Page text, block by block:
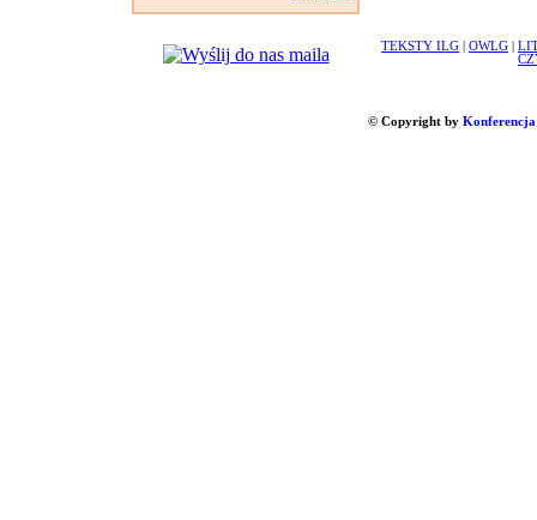
TEKSTY ILG OWLG
© Copyright by Konferencja